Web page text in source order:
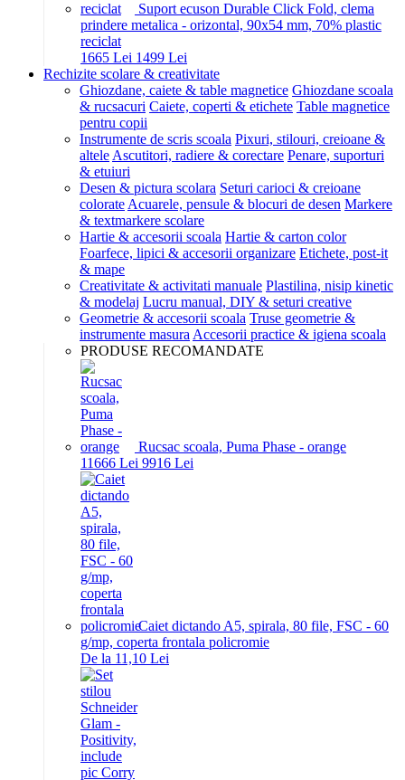
Suport ecuson Durable Click Fold, clema
prindere metalica - orizontal, 90x54 mm, 70% plastic
reciclat
1665 Lei 1499 Lei
Rechizite scolare & creativitate
Ghiozdane, caiete & table magnetice Ghiozdane scoala
& rucsacuri Caiete, coperti & etichete Table magnetice
pentru copii
Instrumente de scris scoala Pixuri, stilouri, creioane &
altele Ascutitori, radiere & corectare Penare, suporturi
& etuiuri
Desen & pictura scolara Seturi carioci & creioane
colorate Acuarele, pensule & blocuri de desen Markere
& textmarkere scolare
Hartie & accesorii scoala Hartie & carton color
Foarfece, lipici & accesorii organizare Etichete, post-it
& mape
Creativitate & activitati manuale Plastilina, nisip kinetic
& modelaj Lucru manual, DIY & seturi creative
Geometrie & accesorii scoala Truse geometrie &
instrumente masura Accesorii practice & igiena scoala
PRODUSE RECOMANDATE
Rucsac scoala, Puma Phase - orange
11666 Lei 9916 Lei
Caiet dictando A5, spirala, 80 file, FSC - 60
g/mp, coperta frontala policromie
De la 11,10 Lei